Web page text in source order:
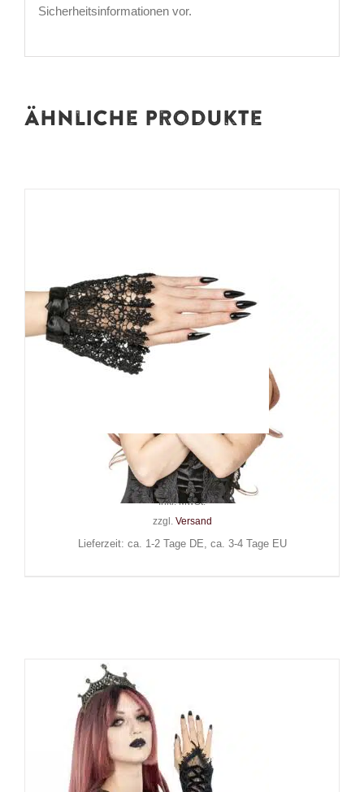
Sicherheitsinformationen vor.
Ähnliche Produkte
Sinister Armband Indis
34,90€
Inkl. MwSt.
zzgl. Versand
Lieferzeit: ca. 1-2 Tage DE, ca. 3-4 Tage EU